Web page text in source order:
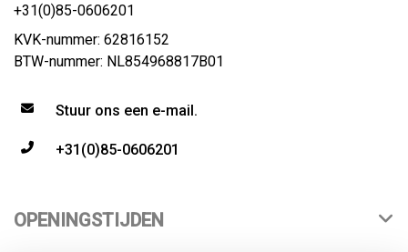
+31(0)85-0606201
KVK-nummer: 62816152
BTW-nummer: NL854968817B01
Stuur ons een e-mail.
+31(0)85-0606201
OPENINGSTIJDEN